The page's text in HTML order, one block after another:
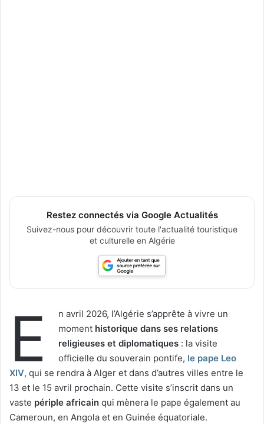
Restez connectés via Google Actualités
Suivez-nous pour découvrir toute l'actualité touristique
et culturelle en Algérie
E
n avril 2026, l’Algérie s’apprête à vivre un
moment historique dans ses relations
religieuses et diplomatiques : la visite
officielle du souverain pontife, le pape Leo
XIV, qui se rendra à Alger et dans d’autres villes entre le
13 et le 15 avril prochain. Cette visite s’inscrit dans un
vaste périple africain qui mènera le pape également au
Cameroun, en Angola et en Guinée équatoriale.